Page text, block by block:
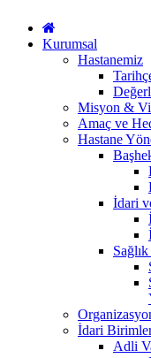
Kurumsal
Hastanemiz
Misyon &
Amaç ve
Hastane
İdari
İdari
Adli